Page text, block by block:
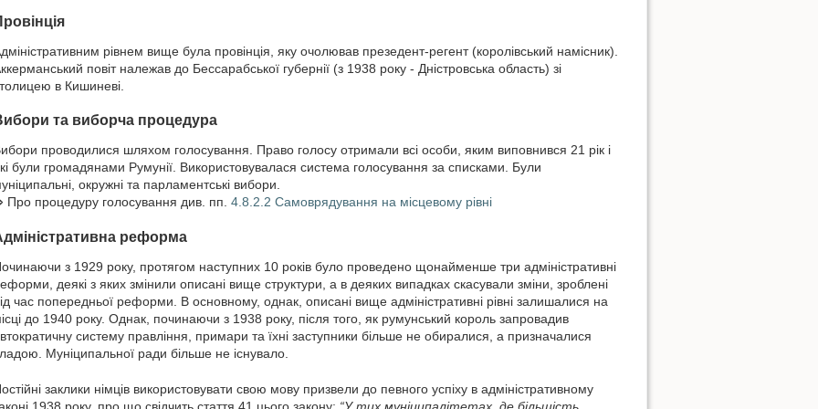
рівнем вище була провінція, яку очолював презедент-регент (королівський намісник).
повіт належав до Бессарабської губернії (з 1938 року - Дністровська область) зі
в Кишиневі.
та виборча процедура
проводилися шляхом голосування. Право голосу отримали всі особи, яким виповнився 21 рік і
були громадянами Румунії. Використовувалася система голосування за списками. Були
окружні та парламентські вибори.
Про процедуру голосування див. пп. 4.8.2.2 Самоврядування на місцевому рівні
реформа
з 1929 року, протягом наступних 10 років було проведено щонайменше три адміністративні
деякі з яких змінили описані вище структури, а в деяких випадках скасували зміни, зроблені
час попередньої реформи. В основному, однак, описані вище адміністративні рівні залишалися на
до 1940 року. Однак, починаючи з 1938 року, після того, як румунський король запровадив
систему правління, примари та їхні заступники більше не обиралися, а призначалися
Муніципальної ради більше не існувало.
заклики німців використовувати свою мову призвели до певного успіху в адміністративному
1938 року, про що свідчить стаття 41 цього закону: “У тих муніципалітетах, де більшість